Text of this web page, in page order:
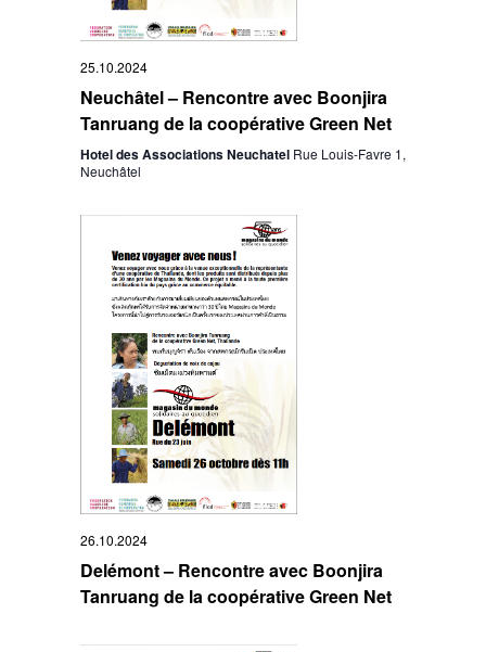
25.10.2024
Neuchâtel – Rencontre avec Boonjira
Tanruang de la coopérative Green Net
Hotel des Associations Neuchatel Rue Louis-Favre 1,
Neuchâtel
26.10.2024
Delémont – Rencontre avec Boonjira
Tanruang de la coopérative Green Net